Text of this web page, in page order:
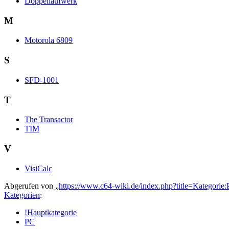
M
Motorola 6809
S
SFD-1001
T
The Transactor
TIM
V
VisiCalc
Abgerufen von „https://www.c64-wiki.de/
Kategorien:
!Hauptkategorie
PC